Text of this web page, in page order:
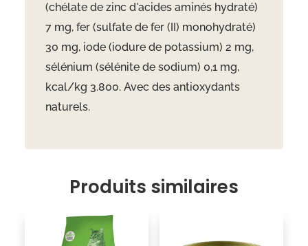
(chélate de zinc d'acides aminés hydraté)
7 mg, fer (sulfate de fer (II) monohydraté)
30 mg, iode (iodure de potassium) 2 mg,
sélénium (sélénite de sodium) 0,1 mg,
kcal/kg 3.800. Avec des antioxydants
naturels.
Produits similaires